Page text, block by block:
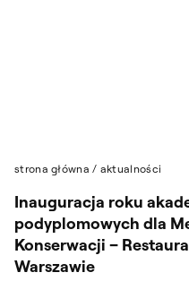
strona główna / aktualności
Inauguracja roku
podyplomowych dla
Konserwacji –
Warszawie